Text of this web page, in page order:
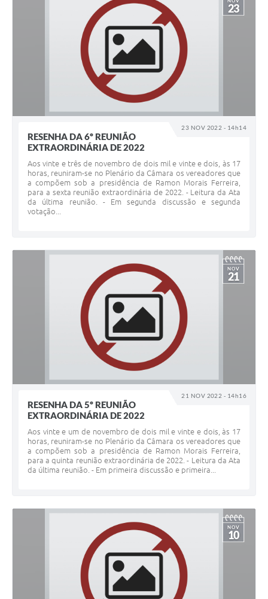
23 NOV 2022 - 14h14
23
RESENHA DA 6º REUNIÃO
EXTRAORDINÁRIA DE 2022
Aos vinte e três de novembro de dois mil e vinte e dois, às 17
horas, reuniram-se no Plenário da Câmara os vereadores que
a compõem sob a presidência de Ramon Morais Ferreira,
para a sexta reunião extraordinária de 2022. - Leitura da Ata
da última reunião. - Em segunda discussão e segunda
votação...
21 NOV 2022 - 14h16
NOV
21
RESENHA DA 5º REUNIÃO
EXTRAORDINÁRIA DE 2022
Aos vinte e um de novembro de dois mil e vinte e dois, às 17
horas, reuniram-se no Plenário da Câmara os vereadores que
a compõem sob a presidência de Ramon Morais Ferreira,
para a quinta reunião extraordinária de 2022. - Leitura da Ata
da última reunião. - Em primeira discussão e primeira...
NOV
10